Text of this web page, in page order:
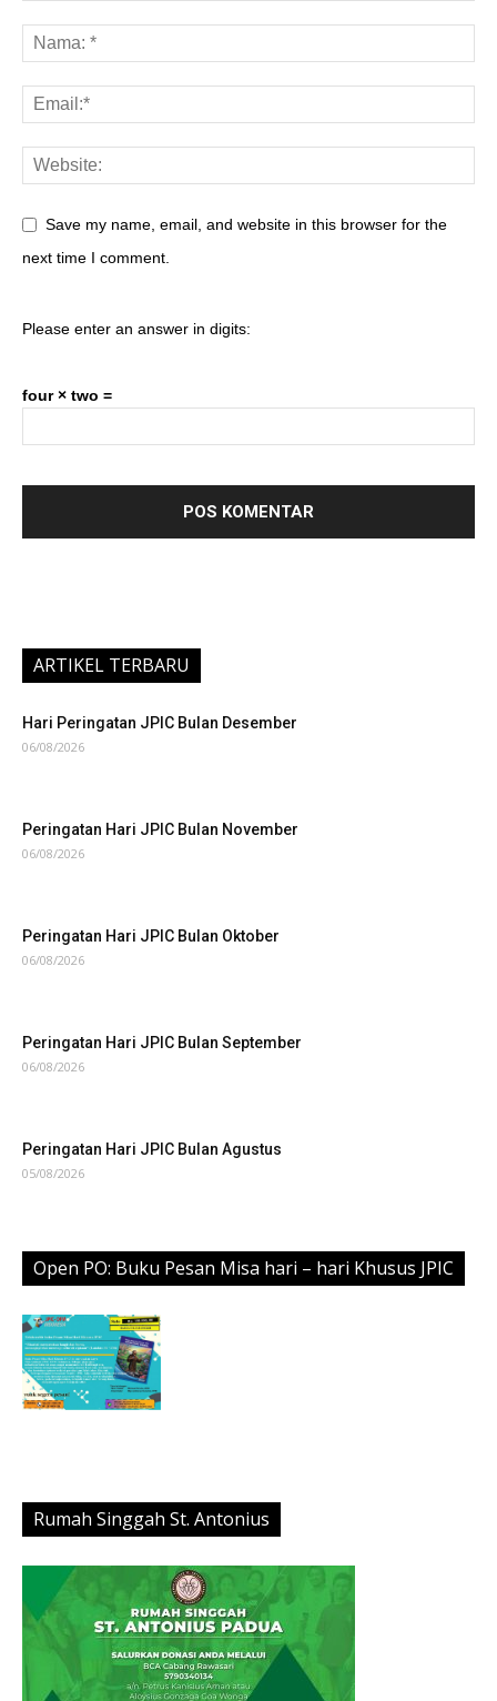
Save my name, email, and website in this browser for the
next time I comment.
Please enter an answer in digits:
four × two =
ARTIKEL TERBARU
Hari Peringatan JPIC Bulan Desember
06/08/2026
Peringatan Hari JPIC Bulan November
06/08/2026
Peringatan Hari JPIC Bulan Oktober
06/08/2026
Peringatan Hari JPIC Bulan September
06/08/2026
Peringatan Hari JPIC Bulan Agustus
05/08/2026
Open PO: Buku Pesan Misa hari – hari Khusus JPIC
Rumah Singgah St. Antonius